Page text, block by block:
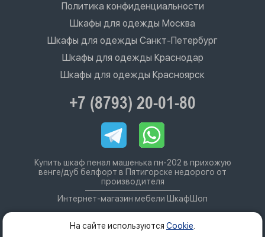
Политика конфиденциальности
Шкафы для одежды Москва
Шкафы для одежды Санкт-Петербург
Шкафы для одежды Краснодар
Шкафы для одежды Красноярск
+7 (8793) 20-01-80
Купить шкаф пенал машенька пн-202 в прихожую
венге/дуб белфорт в Пятигорске недорого от
производителя
Интернет-магазин мебели ШкафШоп
На сайте используются Cookie